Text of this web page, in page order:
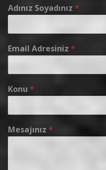
Adınız Soyadınız *
Email Adresiniz *
Konu *
Mesajınız *